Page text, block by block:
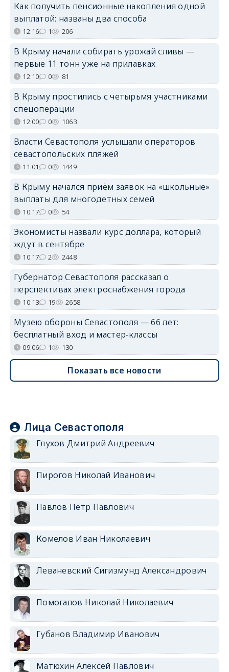
Как получить пенсионные накопления одной
выплатой: названы два способа
12:16 1 206
В Крыму начали собирать урожай сливы —
первые 11 тонн уже на прилавках
12:10 0 81
В Крыму простились с четырьмя участниками
спецоперации
12:00 0 1063
Власти Севастополя услышали операторов
севастопольских пляжей
11:01 0 1449
В Крыму начался приём заявок на «школьные»
выплаты для многодетных семей
10:17 0 54
Экономисты назвали курс доллара, который
ждут в сентябре
10:17 2 2448
Губернатор Севастополя рассказал о
перспективах электроснабжения города
10:13 19 2658
Музею обороны Севастополя — 66 лет:
бесплатный вход и мастер-классы
09:06 1 130
Показать все новости
Лица Севастополя
Глухов Дмитрий Андреевич
Пирогов Николай Иванович
Павлов Петр Павлович
Комелов Иван Николаевич
Леваневский Сигизмунд Александрович
Помогалов Николай Николаевич
Губанов Владимир Иванович
Матюхин Алексей Павлович